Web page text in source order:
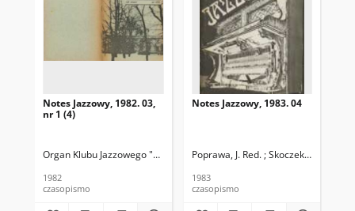
Notes Jazzowy, 1982. 03,
nr 1 (4)
Organ Klubu Jazzowego "Rotunda" Skoczek, T. Red.
1982
czasopismo
Notes Jazzowy, 1983. 04
Poprawa, J. Red. ; Skoczek T. Red.
1983
czasopismo